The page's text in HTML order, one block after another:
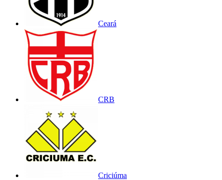
Ceará
CRB
Criciúma